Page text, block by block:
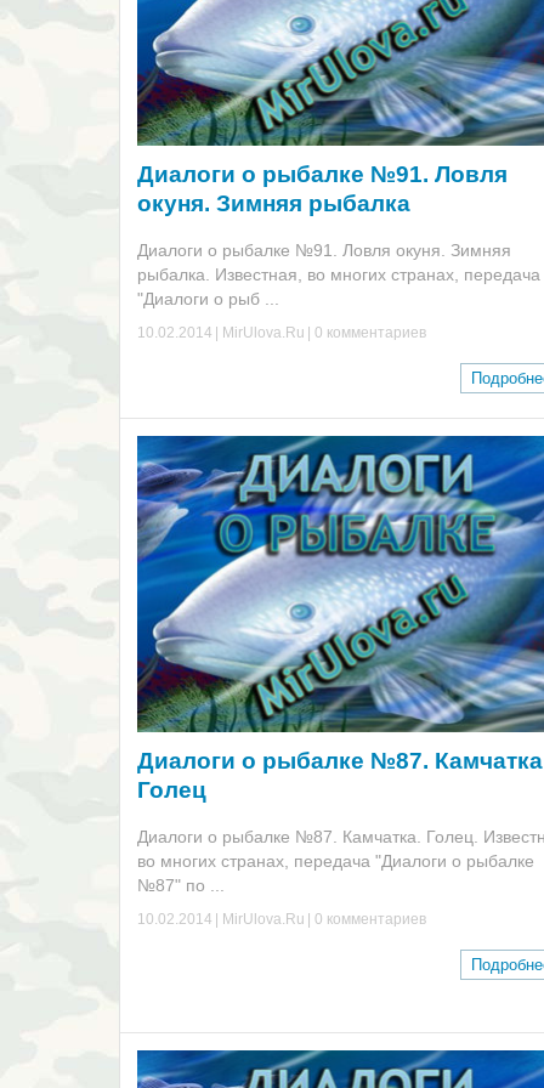
Диалоги о рыбалке №91. Ловля
окуня. Зимняя рыбалка
Диалоги о рыбалке №91. Ловля окуня. Зимняя
рыбалка. Известная, во многих странах, передача
"Диалоги о рыб ...
10.02.2014 | MirUlova.Ru | 0 комментариев
Диалоги о рыбалке №87.
Голец
Диалоги о рыбалке №87. Камчатка. Голец.
во многих странах, передача "Диалоги о рыбалке
№87" по ...
10.02.2014 MirUlova.Ru 0 комментариев